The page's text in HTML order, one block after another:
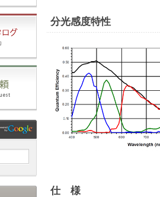
分光感度特性
仕 様